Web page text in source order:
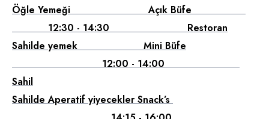
Öğle Yemeği Açık Büfe
12:30 - 14:30 Restoran
Sahilde yemek Mini Büfe
12:00 - 14:00
Sahil
Sahilde Aperatif yiyecekler Snack’s